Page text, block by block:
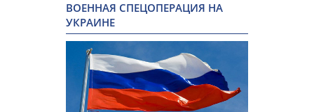
ВОЕННАЯ СПЕЦОПЕРАЦИЯ НА
УКРАИНЕ